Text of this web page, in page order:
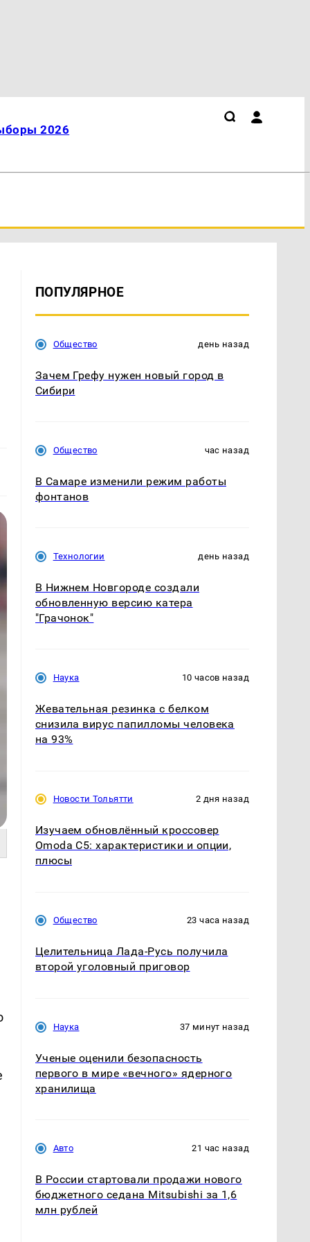
2026
ПОПУЛЯРНОЕ
Общество день назад
Зачем Грефу нужен новый город в
Сибири
Общество час назад
В Самаре изменили режим работы
фонтанов
Технологии день назад
В Нижнем Новгороде создали
обновленную версию катера
"Грачонок"
Наука 10 часов назад
Жевательная резинка с белком
снизила вирус папилломы человека
на 93%
Новости Тольятти 2 дня назад
Изучаем обновлённый кроссовер
Omoda C5: характеристики и опции,
плюсы
Общество 23 часа назад
Целительница Лада-Русь получила
второй уголовный приговор
Наука 37 минут назад
Ученые оценили безопасность
первого в мире «вечного» ядерного
хранилища
Авто 21 час назад
В России стартовали продажи нового
бюджетного седана Mitsubishi за 1,6
млн рублей